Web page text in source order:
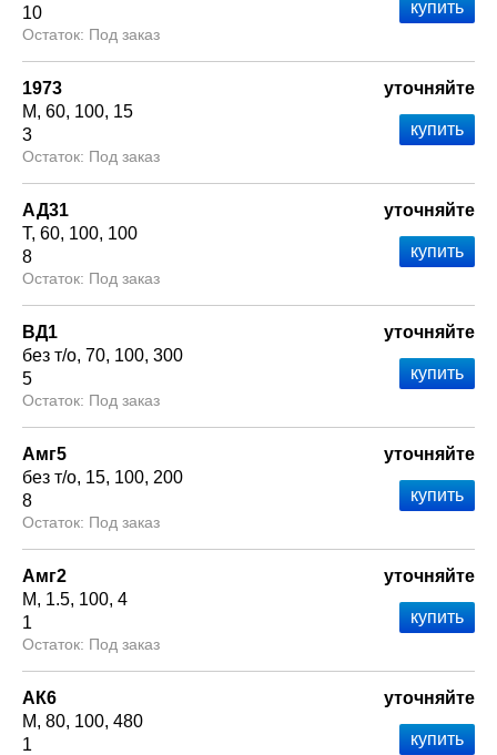
10
Под заказ
1973
М 60 100 15
3
Под заказ
уточняйте
АД31
Т 60 100 100
8
Под заказ
уточняйте
ВД1
без т/о 70 100 300
5
Под заказ
уточняйте
Амг5
без т/о 15 100 200
8
Под заказ
уточняйте
Амг2
М
1.5 100 4
1
Под заказ
уточняйте
АК6
М 80 100 480
1
уточняйте